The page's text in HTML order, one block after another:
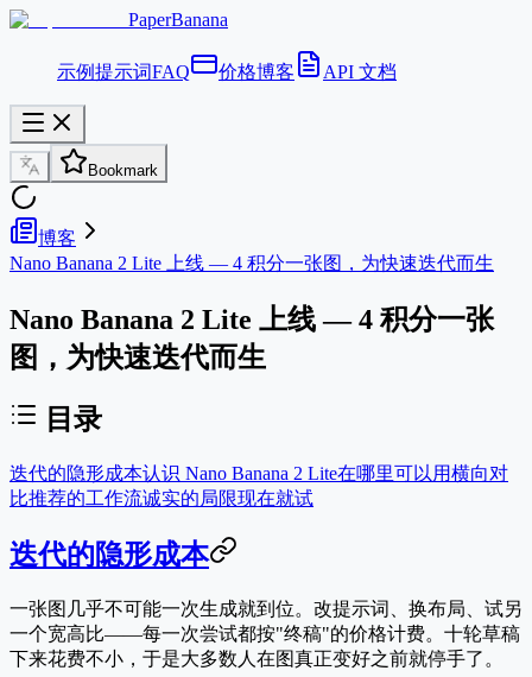
PaperBanana
示例提示词FAQ 价格博客 API 文档
Bookmark
博客
Nano Banana 2 Lite 上线 — 4 积分一张图，为快速迭代而生
Nano Banana 2 Lite 上线 — 4 积分一张
图，为快速迭代而生
目录
迭代的隐形成本认识 Nano Banana 2 Lite在哪里可以用横向对
比推荐的工作流诚实的局限现在就试
迭代的隐形成本
一张图几乎不可能一次生成就到位。改提示词、换布局、试另
一个宽高比——每一次尝试都按"终稿"的价格计费。十轮草稿
下来花费不小，于是大多数人在图真正变好之前就停手了。